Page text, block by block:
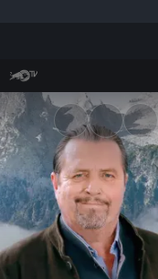
- die